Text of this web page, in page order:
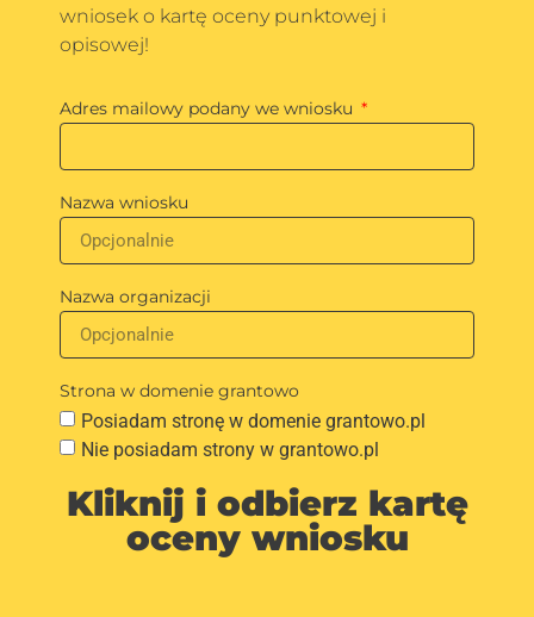
wniosek o kartę oceny punktowej i
opisowej!
Adres mailowy podany we wniosku
Nazwa wniosku
Nazwa organizacji
Strona w domenie grantowo
Posiadam stronę w domenie grantowo.pl
Nie posiadam strony w grantowo.pl
Kliknij i odbierz kartę
oceny wniosku